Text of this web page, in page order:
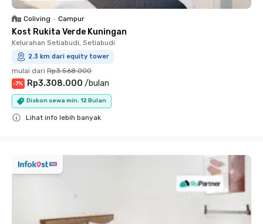
Coliving • Campur
Kost Rukita Verde Kuningan
Kelurahan Setiabudi, Setiabudi
2.3 km dari equity tower
mulai dari Rp3.568.000
-7% Rp3.308.000 /bulan
Diskon sewa min. 12 Bulan
Lihat info lebih banyak